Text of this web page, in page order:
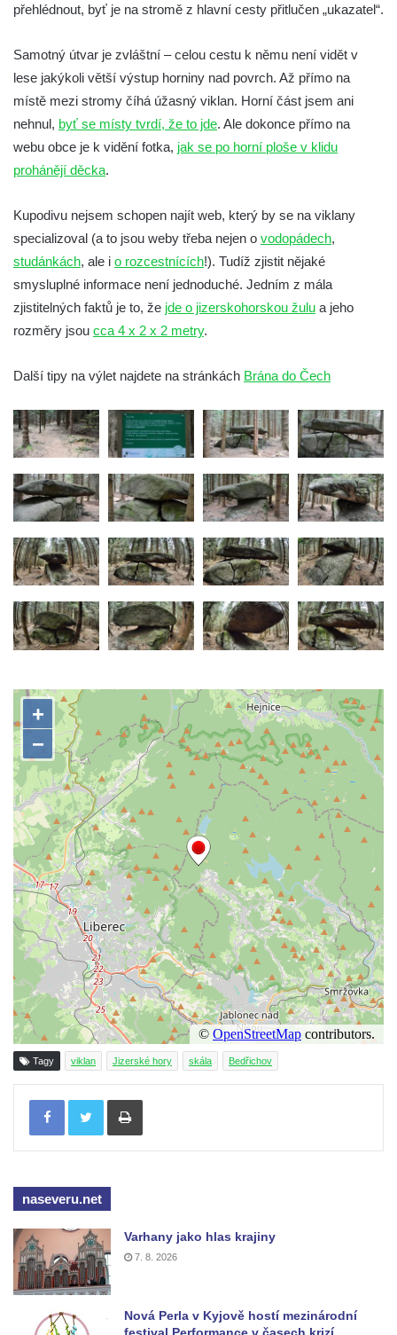
přehlédnout, byť je na stromě z hlavní cesty přitlučen „ukazatel“.
Samotný útvar je zvláštní – celou cestu k němu není vidět v
lese jakýkoli větší výstup horniny nad povrch. Až přímo na
místě mezi stromy číhá úžasný viklan. Horní část jsem ani
nehnul, byť se místy tvrdí, že to jde. Ale dokonce přímo na
webu obce je k vidění fotka, jak se po horní ploše v klidu
prohánějí děcka.
Kupodivu nejsem schopen najít web, který by se na viklany
specializoval (a to jsou weby třeba nejen o vodopádech,
studánkách, ale i o rozcestnících!). Tudíž zjistit nějaké
smysluplné informace není jednoduché. Jedním z mála
zjistitelných faktů je to, že jde o jizerskohorskou žulu a jeho
rozměry jsou cca 4 x 2 x 2 metry.
Další tipy na výlet najdete na stránkách Brána do Čech
Tagy viklan Jizerské hory skála Bedřichov
Tisknout
naseveru.net
Varhany jako hlas krajiny
7. 8. 2026
Nová Perla v Kyjově hostí mezinárodní
festival Performance v časech krizí